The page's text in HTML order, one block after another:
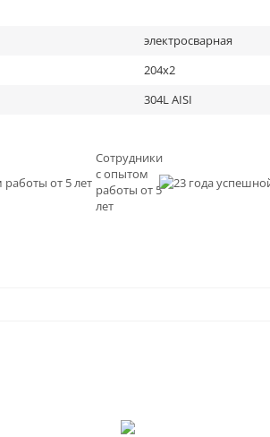
электросварная
204х2
304L AISI
Сотрудники
с опытом
работы от 5
лет